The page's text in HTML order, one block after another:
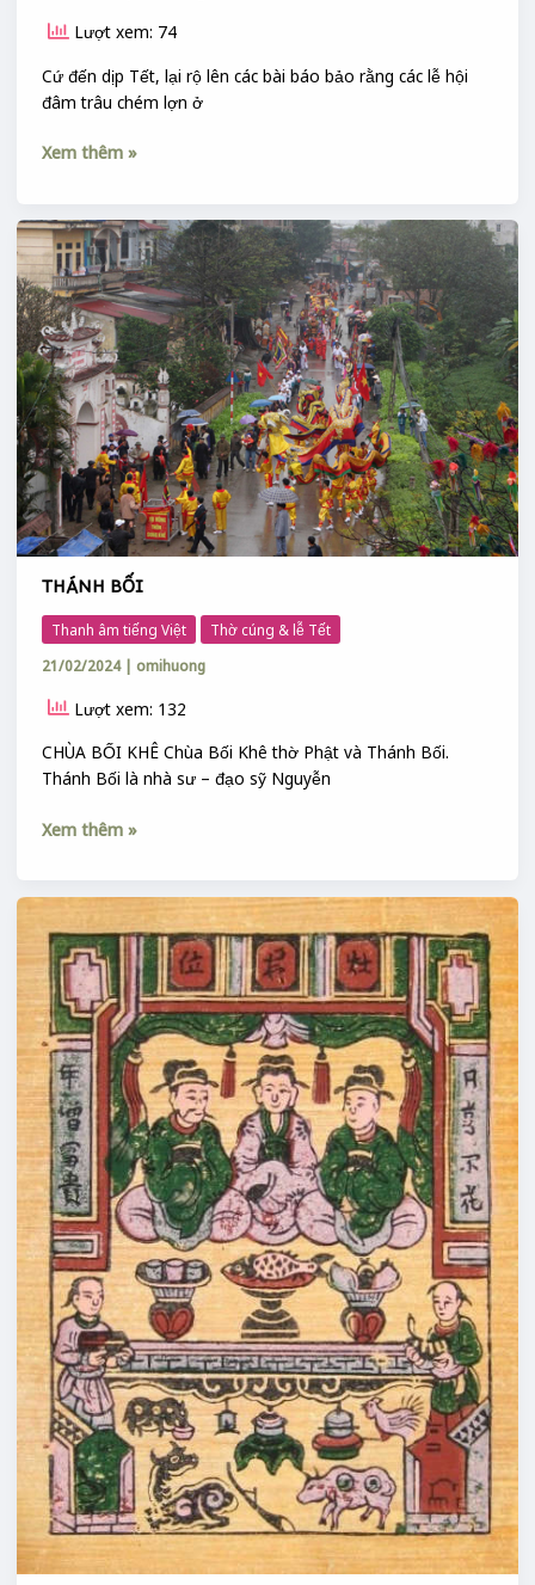
Lượt xem: 74
Cứ đến dịp Tết, lại rộ lên các bài báo bảo rằng các lễ hội
đâm trâu chém lợn ở
Xem thêm »
THÁNH BỐI
Thanh âm tiếng Việt
Thờ cúng & lễ Tết
21/02/2024 | omihuong
Lượt xem: 132
CHÙA BỐI KHÊ Chùa Bối Khê thờ Phật và Thánh Bối.
Thánh Bối là nhà sư – đạo sỹ Nguyễn
THÁNH
BỐI
Xem thêm »
–
LẾ
–
LỀ
–
LỂ
–
LỆ
–
LỄ